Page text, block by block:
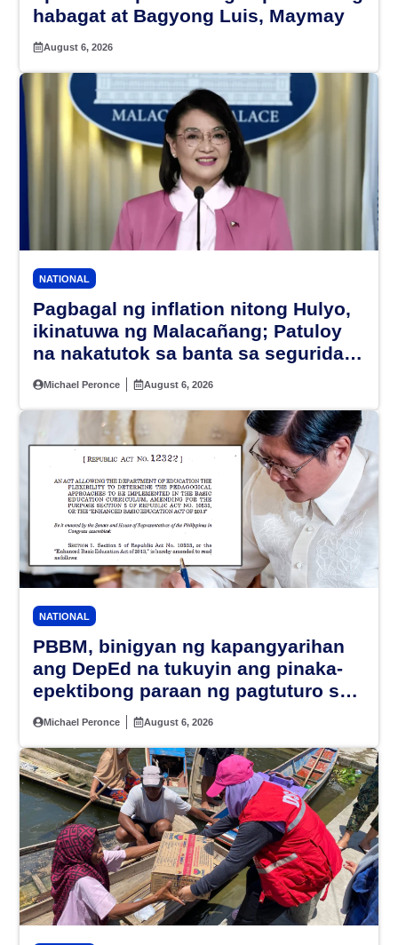
habagat at Bagyong Luis, Maymay
August 6, 2026
NATIONAL
Pagbagal ng inflation nitong Hulyo,
ikinatuwa ng Malacañang; Patuloy
na nakatutok sa banta sa seguridad
sa pagkain, enerhiya
Michael Peronce August 6, 2026
NATIONAL
PBBM, binigyan ng kapangyarihan
ang DepEd na tukuyin ang pinaka-
epektibong paraan ng pagtuturo sa
K-12
Michael Peronce August 6, 2026